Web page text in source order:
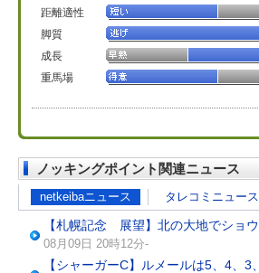
距離適性
脚質
成長
重馬場
ノッキングポイント関連ニュース
netkeibaニュース タレコミニュース
【札幌記念 展望】北の大地でショ
08月09日 20時12分-
【シャーガーC】ルメールは5、4、